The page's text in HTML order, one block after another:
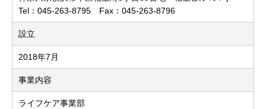
Tel：045-263-8795 Fax：045-263-8796
設立
2018年7月
事業内容
ライフケア事業部